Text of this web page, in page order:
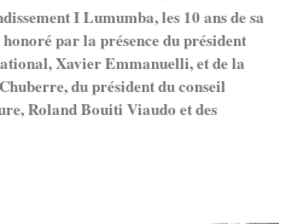
I Lumumba, les 10 ans de sa
par la présence du président
Xavier Emmanuelli, et de la
du président du conseil
Roland Bouiti Viaudo et des